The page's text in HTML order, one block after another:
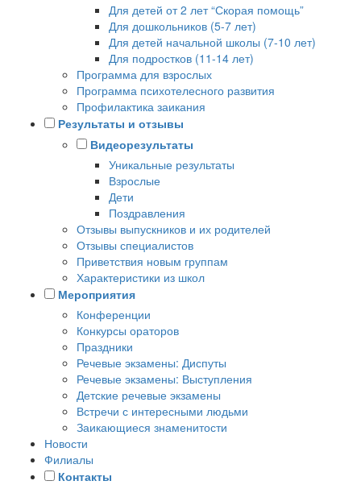
Для детей от 2 лет “Скорая помощь”
Для дошкольников (5-7 лет)
Для детей начальной школы (7-10 лет)
Для подростков (11-14 лет)
Программа для взрослых
Программа психотелесного развития
Профилактика заикания
Результаты и отзывы
Видеорезультаты
Уникальные результаты
Взрослые
Дети
Поздравления
Отзывы выпускников и их родителей
Отзывы специалистов
Приветствия новым группам
Характеристики из школ
Мероприятия
Конференции
Конкурсы ораторов
Праздники
Речевые экзамены: Диспуты
Речевые экзамены: Выступления
Детские речевые экзамены
Встречи с интересными людьми
Заикающиеся знаменитости
Новости
Филиалы
Контакты